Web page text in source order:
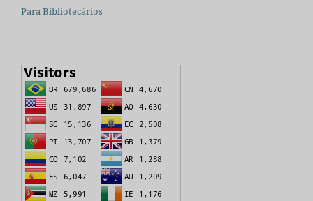
Para Bibliotecários